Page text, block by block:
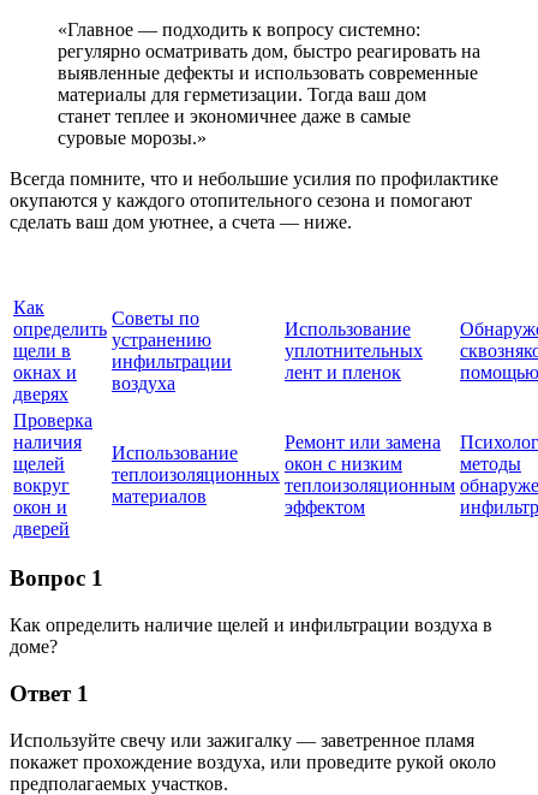
«Главное — подходить к вопросу системно:
регулярно осматривать дом, быстро реагировать на
выявленные дефекты и использовать современные
материалы для герметизации. Тогда ваш дом
станет теплее и экономичнее даже в самые
суровые морозы.»
Всегда помните, что и небольшие усилия по профилактике
окупаются у каждого отопительного сезона и помогают
сделать ваш дом уютнее, а счета — ниже.
Как
определить
щели в
окнах и
дверях
Советы по
устранению
инфильтрации
воздуха
Использование
уплотнительных
лент и пленок
помощью
Проверка
наличия
щелей
вокруг
окон и
дверей
Использование
теплоизоляционных
материалов
Ремонт или замена
окон с низким
теплоизоляционным
эффектом
методы
Вопрос 1
Как определить наличие щелей и инфильтрации воздуха в
доме?
Ответ 1
Используйте свечу или зажигалку — заветренное пламя
покажет прохождение воздуха, или проведите рукой около
предполагаемых участков.